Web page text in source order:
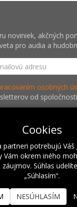
noviniek, akčných
pro audia a
osobných
od
hodnoty
podujatí
2026 © Rock Centrum
Cookies
partneri potrebujú Váš
Vám okrem iného
Súhlas
„Súhlasím“.
NESÚHLASÍM